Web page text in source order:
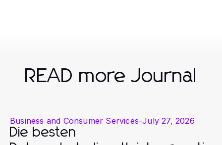
READ more Journal
Business and Consumer Services-July 27, 2026
Die besten